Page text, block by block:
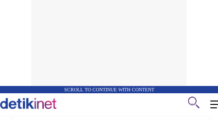
SCROLL TO CONTINUE WITH CONTENT